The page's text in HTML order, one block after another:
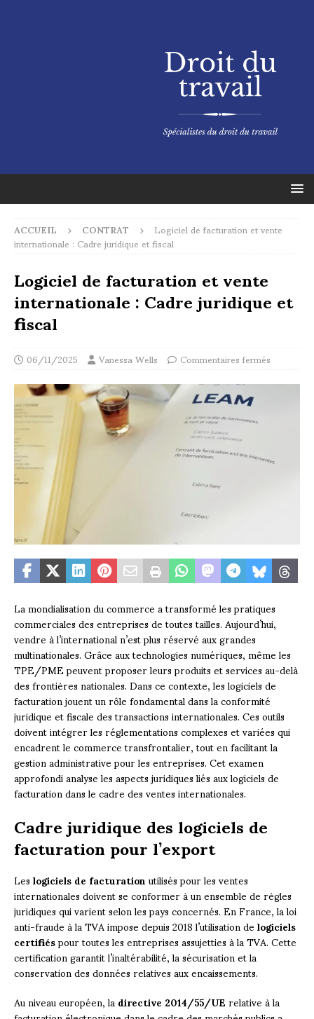
ACCUEIL CONTRAT Logiciel de facturation et vente
internationale : Cadre juridique et fiscal
Logiciel de facturation et vente
internationale : Cadre juridique et
fiscal
06/11/2025 Vanessa Wells Commentaires fermés
La mondialisation du commerce a transformé les pratiques
commerciales des entreprises de toutes tailles. Aujourd’hui,
vendre à l’international n’est plus réservé aux grandes
multinationales. Grâce aux technologies numériques, même les
TPE/PME peuvent proposer leurs produits et services au-delà
des frontières nationales. Dans ce contexte, les logiciels de
facturation jouent un rôle fondamental dans la conformité
juridique et fiscale des transactions internationales. Ces outils
doivent intégrer les réglementations complexes et variées qui
encadrent le commerce transfrontalier, tout en facilitant la
gestion administrative pour les entreprises. Cet examen
approfondi analyse les aspects juridiques liés aux logiciels de
facturation dans le cadre des ventes internationales.
Cadre juridique des logiciels de
facturation pour l’export
Leslogiciels de facturationutilisés pour les ventes
internationales doivent se conformer à un ensemble de règles
juridiques qui varient selon les pays concernés. En France, la loi
anti-fraude à la TVA impose depuis 2018 l’utilisation delogiciels
certifiéspour toutes les entreprises assujetties à la TVA. Cette
certification garantit l’inaltérabilité, la sécurisation et la
conservation des données relatives aux encaissements.
Au niveau européen, ladirective 2014/55/UErelative à la